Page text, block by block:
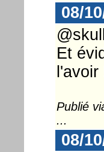
08/
Et
l'avoir
Publié
...
08/